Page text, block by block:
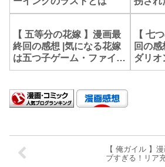
のか？
【 五等分の花嫁 】漫画最
終回の感想 |気になる花嫁
は五つ子ゲーム・ファイナ
ルにて
【 七
回の
ダリオ
が生ま
【 俺ガイル 】
ブすぎる！リア